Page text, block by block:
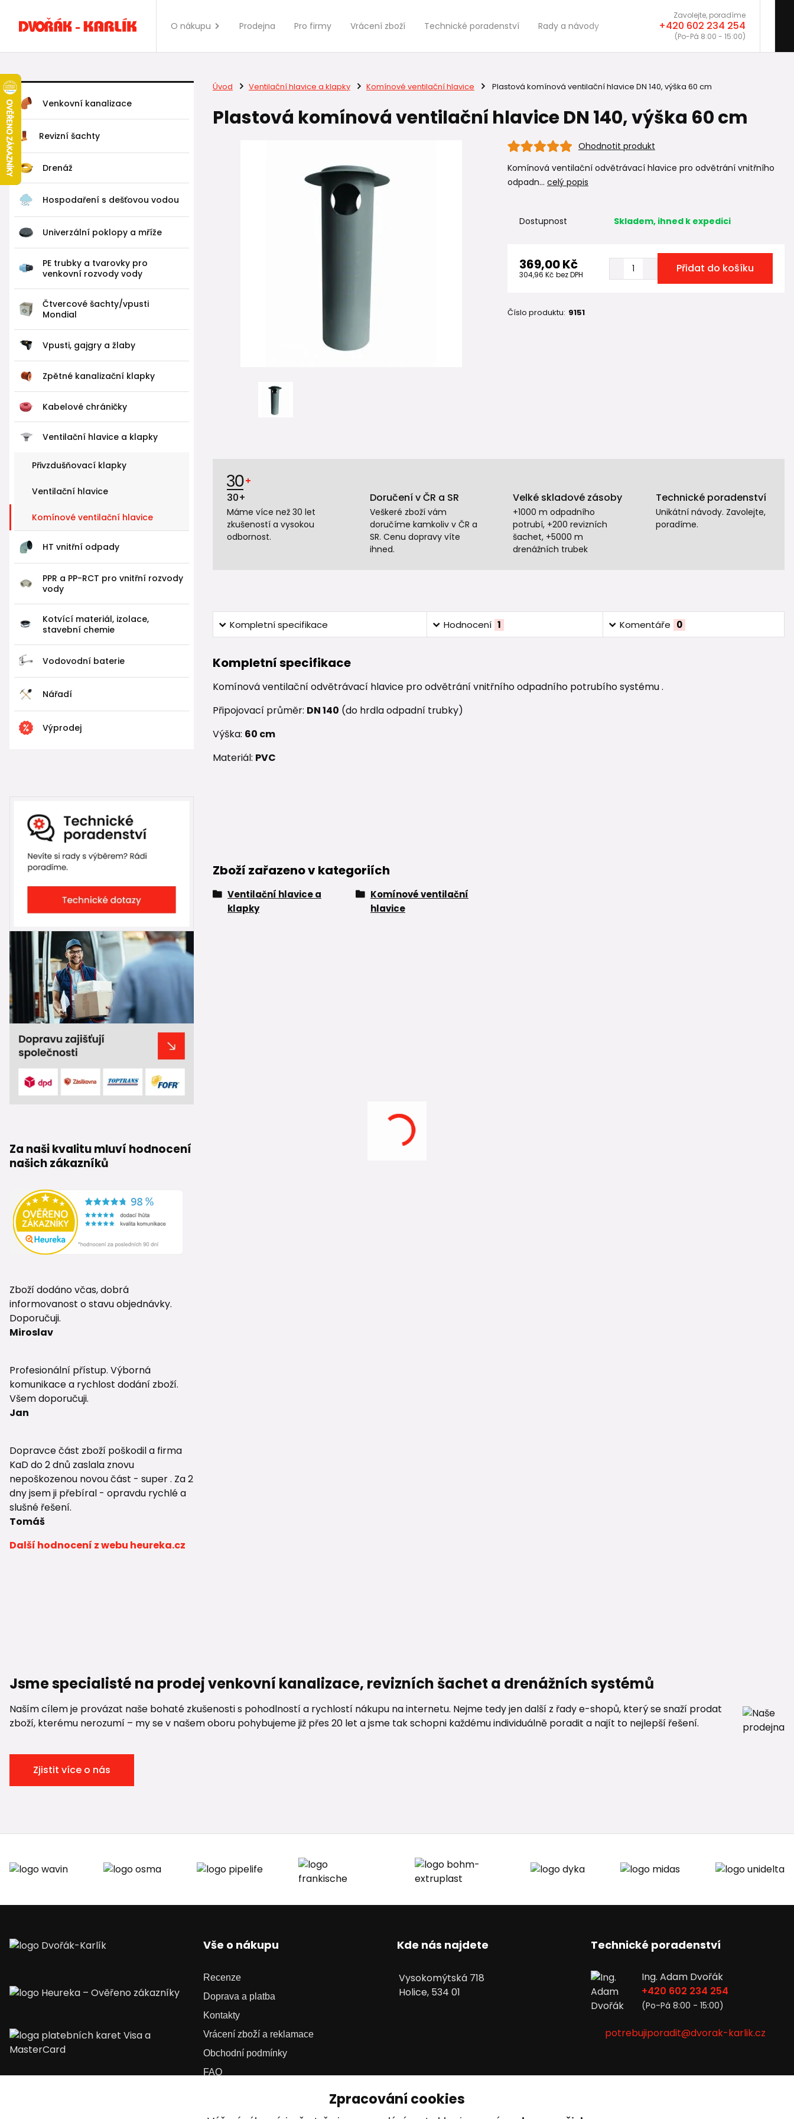
O nákupu Prodejna Pro firmy Vrácení zboží Technické poradenství Rady a návody
Zavolejte, poradíme
+420 602 234 254
(Po-Pá 8:00 - 15:00)
Venkovní kanalizace
Revizní šachty
Drenáž
Hospodaření s dešťovou vodou
Univerzální poklopy a mříže
PE trubky a tvarovky pro
venkovní rozvody vody
Čtvercové šachty/vpusti
Mondial
Vpusti, gajgry a žlaby
Zpětné kanalizační klapky
Kabelové chráničky
Ventilační hlavice a klapky
Přivzdušňovací klapky
Ventilační hlavice
Komínové ventilační hlavice
HT vnitřní odpady
PPR a PP-RCT pro vnitřní rozvody
vody
Kotvící materiál, izolace,
stavební chemie
Vodovodní baterie
Nářadí
Výprodej
Za naši kvalitu mluví hodnocení
našich zákazníků
Zboží dodáno včas, dobrá
informovanost o stavu objednávky.
Doporučuji.
Miroslav
Profesionální přístup. Výborná
komunikace a rychlost dodání zboží.
Všem doporučuji.
Jan
Dopravce část zboží poškodil a firma
KaD do 2 dnů zaslala znovu
nepoškozenou novou část - super . Za 2
dny jsem ji přebíral - opravdu rychlé a
slušné řešení.
Tomáš
Další hodnocení z webu heureka.cz
Úvod Ventilační hlavice a klapky Komínové ventilační hlavice Plastová komínová ventilační hlavice DN 140, výška 60 cm
Plastová komínová ventilační hlavice DN 140, výška 60 cm
Ohodnotit produkt
Komínová ventilační odvětrávací hlavice pro odvětrání vnitřního
odpadn... celý popis
Dostupnost Skladem, ihned k expedici
369,00 Kč
304,96 Kč bez DPH Přidat do košíku
Číslo produktu: 9151
30+
Máme více než 30 let
zkušeností a vysokou
odbornost.
Doručení v ČR a SR
Veškeré zboží vám
doručíme kamkoliv v ČR a
SR. Cenu dopravy víte
ihned.
Velké skladové zásoby
+1000 m odpadního
potrubí, +200 revizních
šachet, +5000 m
drenážních trubek
Technické poradenství
Unikátní návody. Zavolejte,
poradíme.
Kompletní specifikace Hodnocení 1 Komentáře 0
Kompletní specifikace
Komínová ventilační odvětrávací hlavice pro odvětrání vnitřního odpadního potrubího systému .
Připojovací průměr: DN 140 (do hrdla odpadní trubky)
Výška: 60 cm
Materiál: PVC
Zboží zařazeno v kategoriích
Ventilační hlavice a
klapky
Komínové ventilační
hlavice
Jsme specialisté na prodej venkovní kanalizace, revizních šachet a drenážních systémů
Naším cílem je provázat naše bohaté zkušenosti s pohodlností a rychlostí nákupu na internetu. Nejme tedy jen další z řady e-shopů, který se snaží prodat
zboží, kterému nerozumí – my se v našem oboru pohybujeme již přes 20 let a jsme tak schopni každému individuálně poradit a najít to nejlepší řešení.
Zjistit více o nás
Vše o nákupu
Recenze
Doprava a platba
Kontakty
Vrácení zboží a reklamace
Obchodní podmínky
FAQ
Kde nás najdete
Vysokomýtská 718
Holice, 534 01
Technické poradenství
Ing. Adam Dvořák
+420 602 234 254
(Po-Pá 8:00 - 15:00)
potrebujiporadit@dvorak-karlik.cz
Zpracování cookies